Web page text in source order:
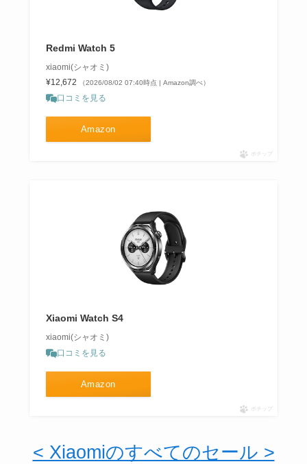
Redmi Watch 5
xiaomi(シャオミ)
¥12,672
（2026/08/02 07:40時点 | Amazon調べ）
口コミを見る
Amazon
ポチップ
Xiaomi Watch S4
xiaomi(シャオミ)
口コミを見る
Amazon
ポチップ
< Xiaomiのすべてのセール >